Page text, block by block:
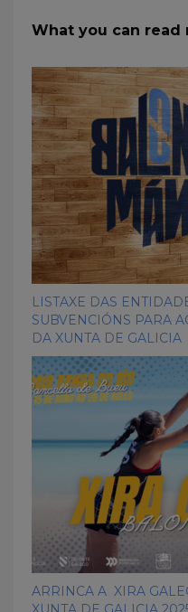
What you can read
LISTAXE DAS
SUBVENCIÓNS PARA
DA XUNTA DE GALICIA
ARRINCA A XIRA